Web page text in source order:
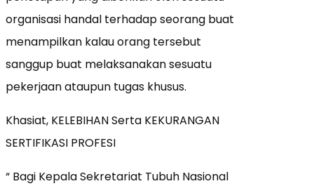
organisasi handal terhadap seorang buat
menampilkan kalau orang tersebut
sanggup buat melaksanakan sesuatu
pekerjaan ataupun tugas khusus.
Khasiat, KELEBIHAN Serta KEKURANGAN
SERTIFIKASI PROFESI
“ Bagi Kepala Sekretariat Tubuh Nasional